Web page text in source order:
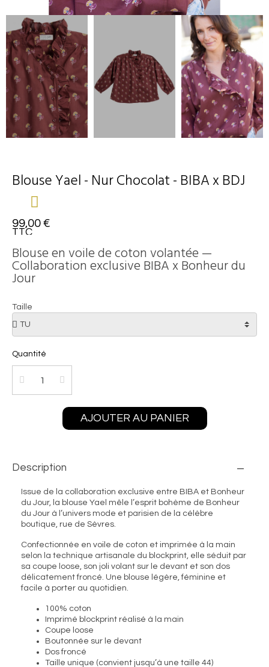
Blouse Yael - Nur Chocolat - BIBA x BDJ
99,00 €
TTC
Blouse en voile de coton volantée —
Collaboration exclusive BIBA x Bonheur du
Jour
Taille
Quantité
AJOUTER AU PANIER
Description
Issue de la collaboration exclusive entre BIBA et Bonheur
du Jour, la blouse Yael mêle l’esprit bohème de Bonheur
du Jour à l’univers mode et parisien de la célèbre
boutique, rue de Sèvres.
Confectionnée en voile de coton et imprimée à la main
selon la technique artisanale du blockprint, elle séduit par
sa coupe loose, son joli volant sur le devant et son dos
délicatement froncé. Une blouse légère, féminine et
facile à porter au quotidien.
100% coton
Imprimé blockprint réalisé à la main
Coupe loose
Boutonnée sur le devant
Dos froncé
Taille unique (convient jusqu’à une taille 44)